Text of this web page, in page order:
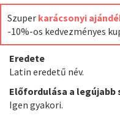
Szuper karácsonyi
-10%-os kedvezményes
Eredete
Latin eredetű név.
Előfordulása a
Igen gyakori.